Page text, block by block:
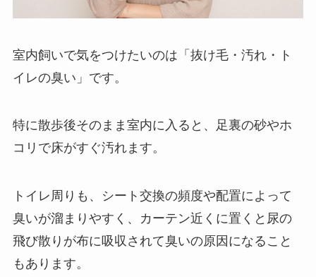
室内飼いで気をつけたいのは「抜け毛・汚れ・ト
イレの臭い」です。
特に散歩後そのまま室内に入ると、足裏の砂やホ
コリで床がすぐ汚れます。
トイレ周りも、シート交換の頻度や配置によって
臭いが溜まりやすく、カーテン近くに置くと尿の
飛び散りが布に吸収されて臭いの原因になること
もあります。